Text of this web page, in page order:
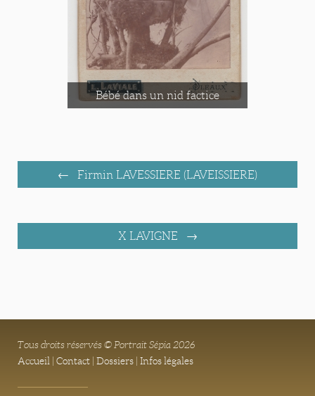
Bébé dans un nid factice
Firmin LAVESSIERE (LAVEISSIERE)
X LAVIGNE
Tous droits réservés © Portrait Sépia 2026
Accueil Contact Dossiers Infos légales